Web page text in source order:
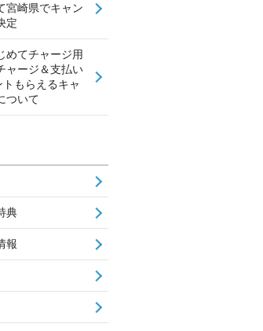
宮崎県でキャン
定
めてチャージ用
ャージ＆支払い
もらえるキャ
ついて
典
報